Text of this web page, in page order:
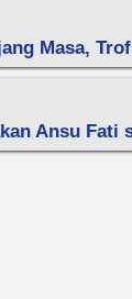
Masa,
Ansu Fati